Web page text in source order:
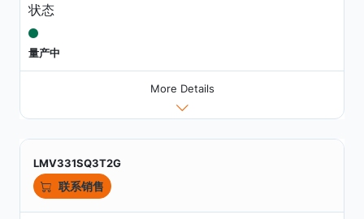
状态
量产中
More Details
LMV331SQ3T2G
联系销售